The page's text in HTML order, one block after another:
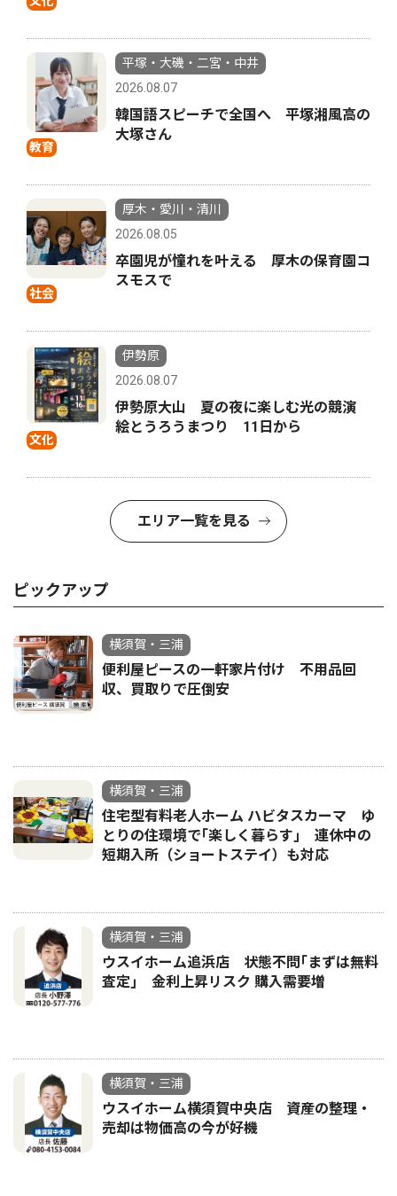
教育
平塚・大磯・二宮・中井
2026.08.07
韓国語スピーチで全国へ 平塚湘風高の
大塚さん
社会
厚木・愛川・清川
2026.08.05
卒園児が憧れを叶える 厚木の保育園コ
スモスで
文化
伊勢原
2026.08.07
伊勢原大山 夏の夜に楽しむ光の競演
絵とうろうまつり 11日から
エリア一覧を見る
ピックアップ
横須賀・三浦
便利屋ピースの一軒家片付け 不用品回
収、買取りで圧倒安
横須賀・三浦
住宅型有料老人ホーム ハビタスカーマ ゆ
とりの住環境で｢楽しく暮らす｣ 連休中の
短期入所（ショートステイ）も対応
横須賀・三浦
ウスイホーム追浜店 状態不問｢まずは無料
査定｣ 金利上昇リスク 購入需要増
横須賀・三浦
ウスイホーム横須賀中央店 資産の整理・
売却は物価高の今が好機